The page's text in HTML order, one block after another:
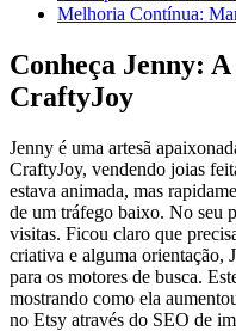
Melhoria Contínua:
Conheça Jenny:
CraftyJoy
Jenny é uma artesã
CraftyJoy, vendendo joias
estava animada, mas
de um tráfego baixo. No seu
visitas. Ficou claro que
criativa e alguma orientação,
para os motores de busca.
mostrando como ela
no Etsy através do SEO de